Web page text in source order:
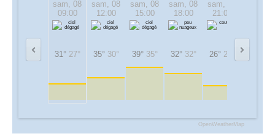
sam, 08
09:00
31° 27°
sam, 08
12:00
35° 30°
sam, 08
15:00
39° 35°
sam, 08
18:00
32° 32°
sam, 08
21:00
26° 26°
OpenWeatherMap